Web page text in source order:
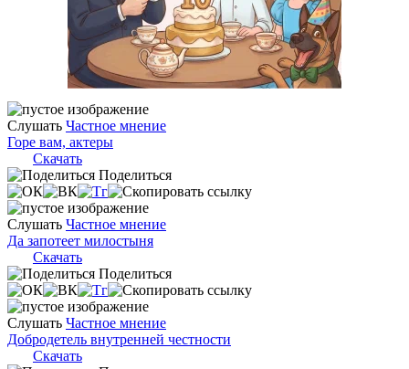
Слушать Частное мнение
Горе вам, актеры
Скачать
Поделиться
Слушать Частное мнение
Да запотеет милостыня
Скачать
Поделиться
Слушать Частное мнение
Добродетель внутренней честности
Скачать